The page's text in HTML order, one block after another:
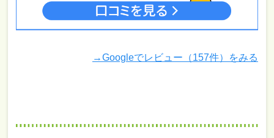
→Googleでレビュー（157件）をみる